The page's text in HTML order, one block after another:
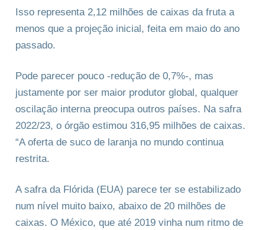
Isso representa 2,12 milhões de caixas da fruta a
menos que a projeção inicial, feita em maio do ano
passado.
Pode parecer pouco -redução de 0,7%-, mas
justamente por ser maior produtor global, qualquer
oscilação interna preocupa outros países. Na safra
2022/23, o órgão estimou 316,95 milhões de caixas.
“A oferta de suco de laranja no mundo continua
restrita.
A safra da Flórida (EUA) parece ter se estabilizado
num nível muito baixo, abaixo de 20 milhões de
caixas. O México, que até 2019 vinha num ritmo de